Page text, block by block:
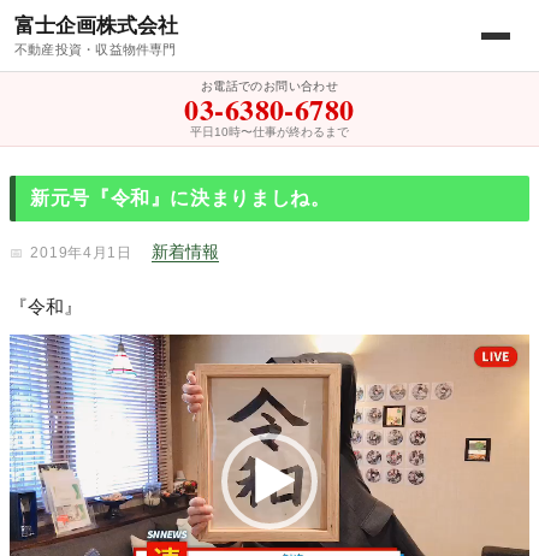
富士企画株式会社
不動産投資・収益物件専門
お電話でのお問い合わせ
03-6380-6780
平日10時〜仕事が終わるまで
新元号『令和』に決まりましね。
2019年4月1日 新着情報
『令和』
動
画
プ
レ
ー
ヤ
ー